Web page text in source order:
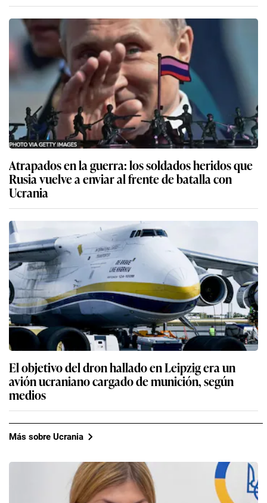
Atrapados en la guerra: los soldados heridos que
Rusia vuelve a enviar al frente de batalla con
Ucrania
El objetivo del dron hallado en Leipzig era un
avión ucraniano cargado de munición, según
medios
Más sobre Ucrania